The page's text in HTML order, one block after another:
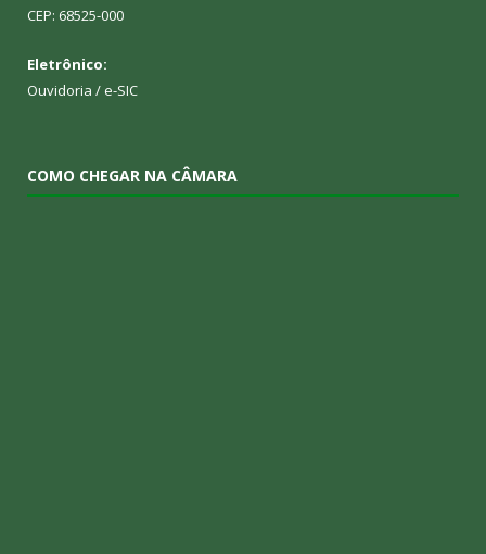
CEP: 68525-000
Eletrônico:
Ouvidoria / e-SIC
COMO CHEGAR NA CÂMARA